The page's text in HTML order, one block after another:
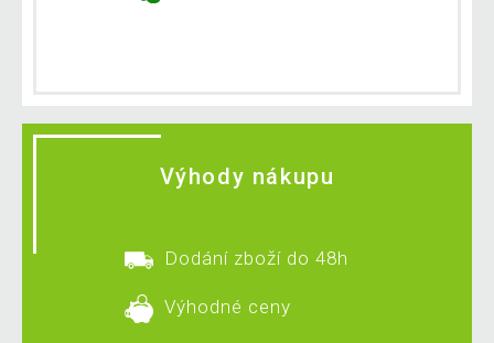
Výhody nákupu
Dodání zboží do 48h
Výhodné ceny